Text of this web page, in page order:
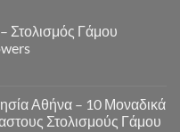
Στολισμός Γάμου
Αθήνα – 10 Μοναδικά
Στολισμούς Γάμου